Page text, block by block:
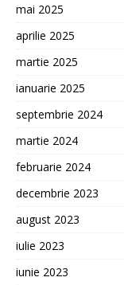
mai 2025
aprilie 2025
martie 2025
ianuarie 2025
septembrie 2024
martie 2024
februarie 2024
decembrie 2023
august 2023
iulie 2023
iunie 2023